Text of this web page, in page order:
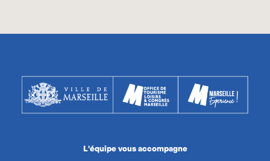
L'équipe vous accompagne